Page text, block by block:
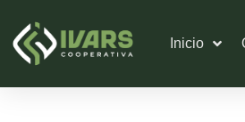
contenido
Inicio